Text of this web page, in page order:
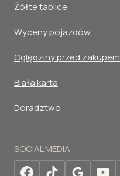
Żółte tablice
Wyceny pojazdów
Oględziny przed zakupem
Biała karta
Doradztwo
SOCIAL MEDIA